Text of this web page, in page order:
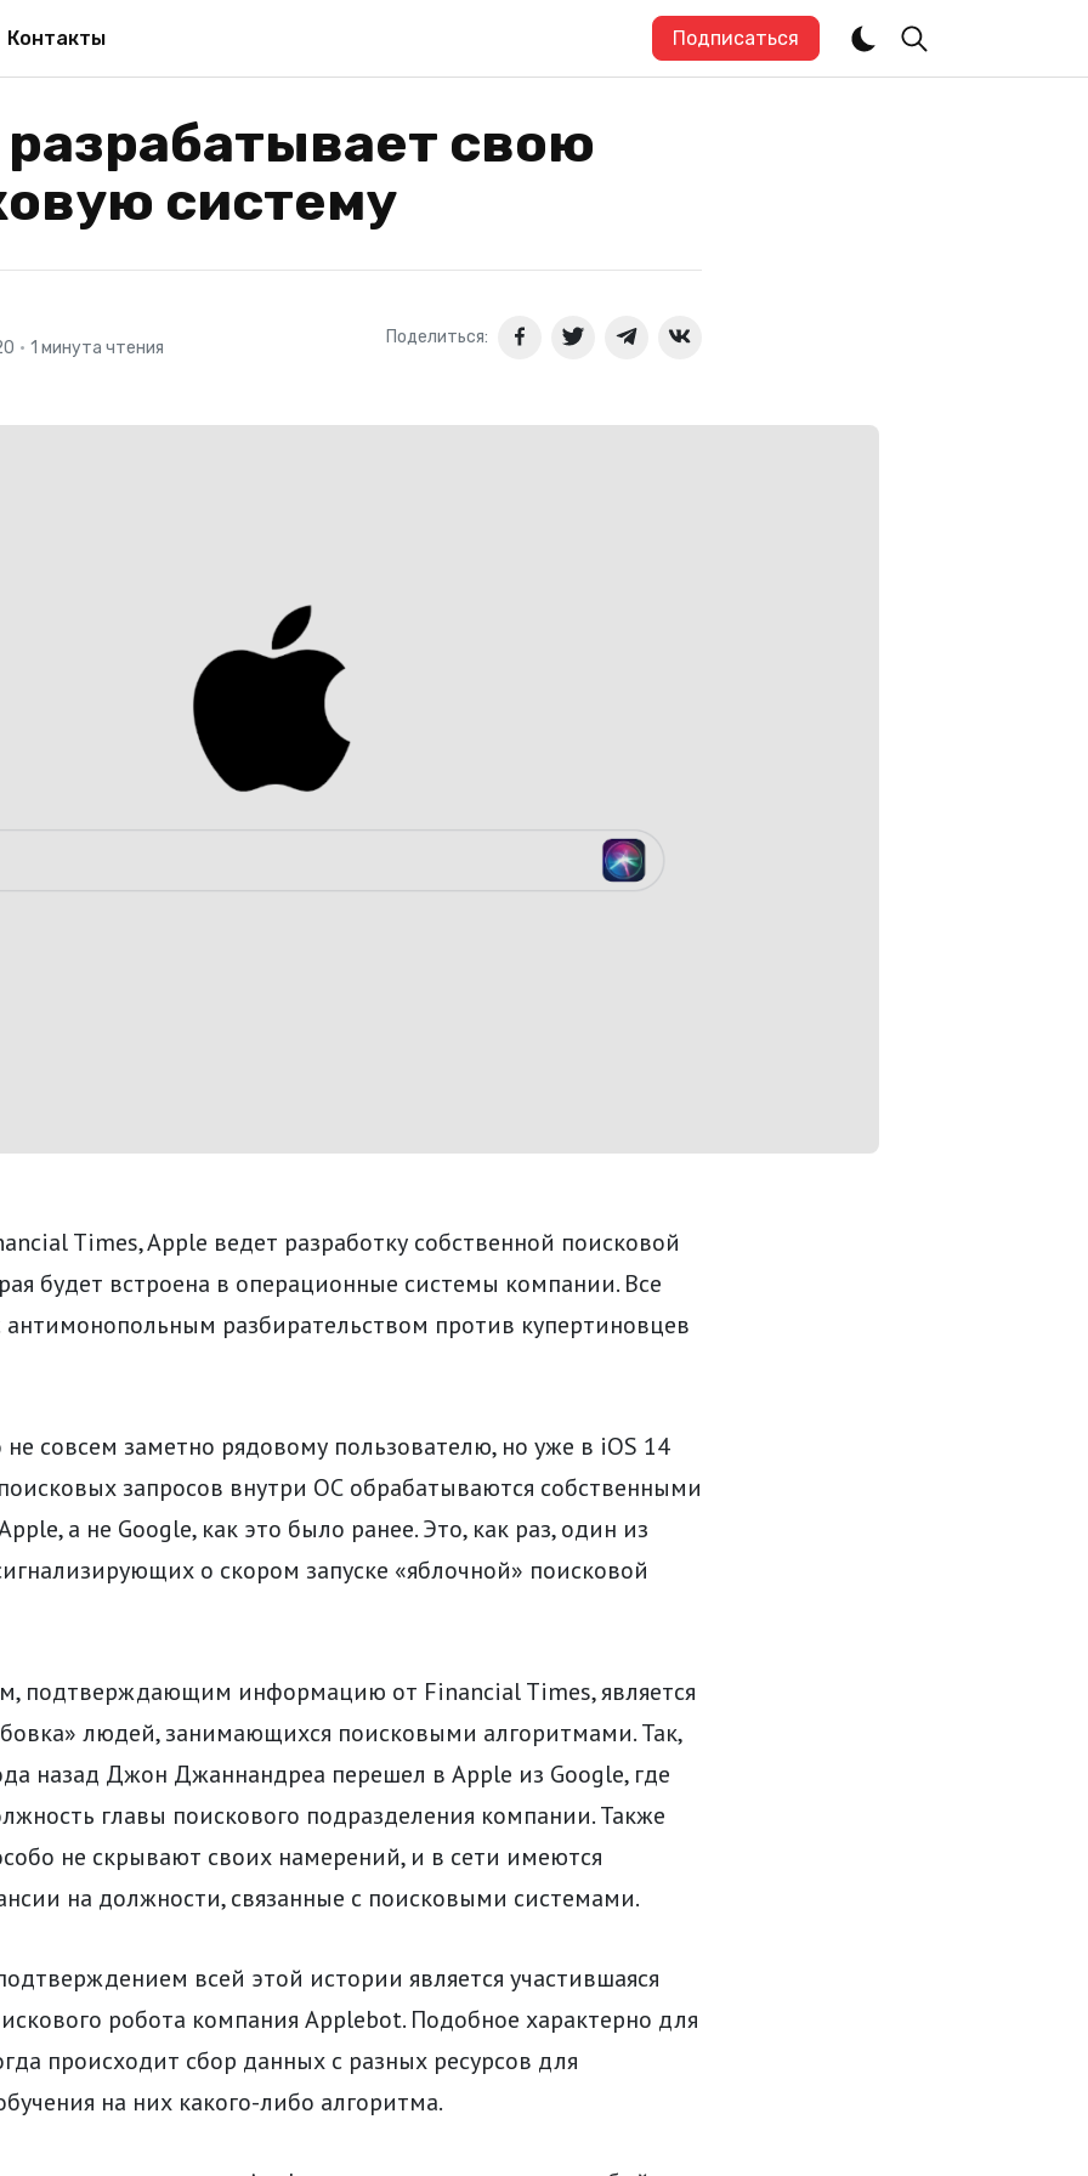
Контакты Подписаться
свою
систему
• 1 минута чтения
Поделиться:
Times, Apple ведет разработку собственной поисковой
будет встроена в операционные системы компании. Все
антимонопольным разбирательством против купертиновцев
совсем заметно рядовому пользователю, но уже в iOS 14
запросов внутри ОС обрабатываются собственными
а не Google, как это было ранее. Это, как раз, один из
о скором запуске «яблочной» поисковой
подтверждающим информацию от Financial Times, является
людей, занимающихся поисковыми алгоритмами. Так,
назад Джон Джаннандреа перешел в Apple из Google, где
главы поискового подразделения компании. Также
не скрывают своих намерений, и в сети имеются
на должности, связанные с поисковыми системами.
всей этой истории является участившаяся
робота компания Applebot. Подобное характерно для
происходит сбор данных с разных ресурсов для
на них какого-либо алгоритма.